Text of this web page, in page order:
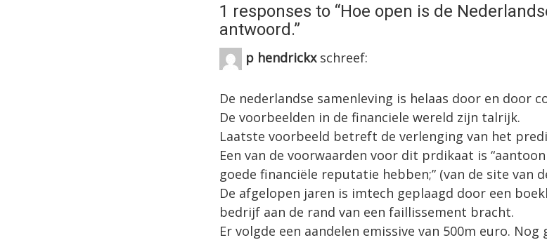
1 responses to “Hoe open is de
antwoord.”
p hendrickx schreef:
De nederlandse samenleving is helaas door en door
De voorbeelden in de financiele wereld zijn talrijk.
Laatste voorbeeld betreft de verlenging van het
Een van de voorwaarden voor dit prdikaat is
goede financiële reputatie hebben;” (van de site van
De afgelopen jaren is imtech geplaagd door een
bedrijf aan de rand van een faillissement bracht.
Er volgde een aandelen emissive van 500m euro.